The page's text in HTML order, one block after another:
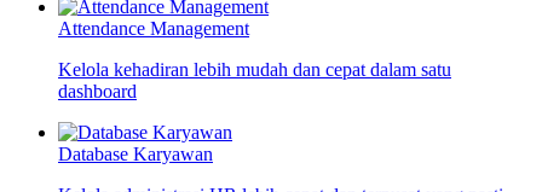
Attendance Management
Kelola kehadiran lebih mudah dan cepat dalam satu
dashboard
Database Karyawan